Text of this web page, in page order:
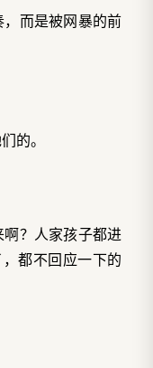
而是被网暴的前
的。
啊？人家孩子都进
都不回应一下的